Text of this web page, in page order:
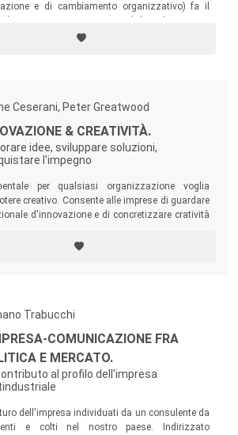
e di cambiamento organizzativo) fa il
efficace la gestione delle risorse umane alla
garantirne il successo e il valore.
Ceserani, Peter Greatwood
& CREATIVITÀ.
idee, sviluppare soluzioni,
l'impegno
per qualsiasi organizzazione voglia
creativo. Consente alle imprese di guardare
d'innovazione e di concretizzare cratività
Trabucchi
COMUNICAZIONE FRA
E MERCATO.
al profilo dell'impresa
dell'impresa individuati da un consulente da
e colti nel nostro paese. Indirizzato